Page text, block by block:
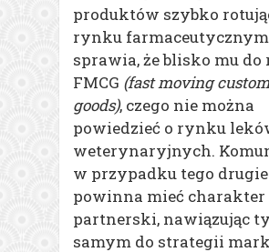
produktów szybko
rynku farmaceutycznym
sprawia, że blisko mu
FMCG (fast moving
goods), czego nie można
powiedzieć o rynku
weterynaryjnych.
w przypadku tego
powinna mieć charakter
partnerski, nawiązując
samym do strategii